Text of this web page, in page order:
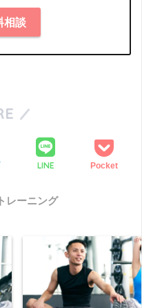
相談
LINE Pocket
レーニング